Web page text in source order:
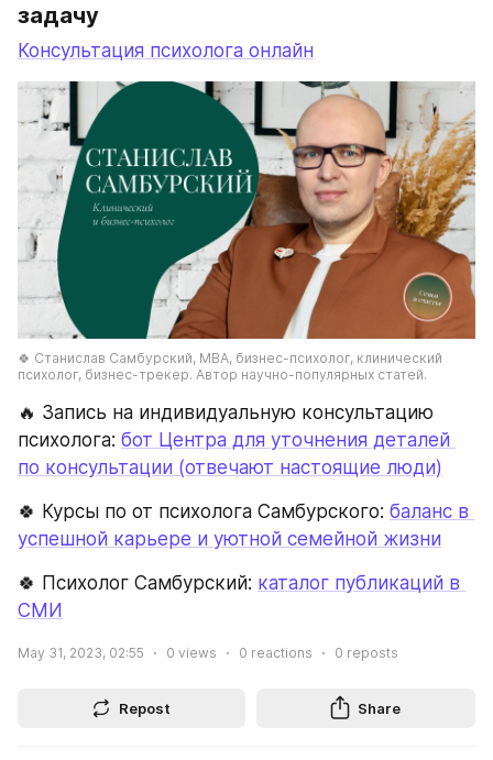
задачу
Консультация психолога онлайн
🍀 Станислав Самбурский, МВА, бизнес-психолог, клинический
психолог, бизнес-трекер. Автор научно-популярных статей.
🔥 Запись на индивидуальную консультацию
психолога: бот Центра для уточнения деталей
по консультации (отвечают настоящие люди)
🍀 Курсы по от психолога Самбурского: баланс в
успешной карьере и уютной семейной жизни
🍀 Психолог Самбурский: каталог публикаций в
СМИ
May 31, 2023, 02:55 0 views 0 reactions 0 reposts
Repost Share